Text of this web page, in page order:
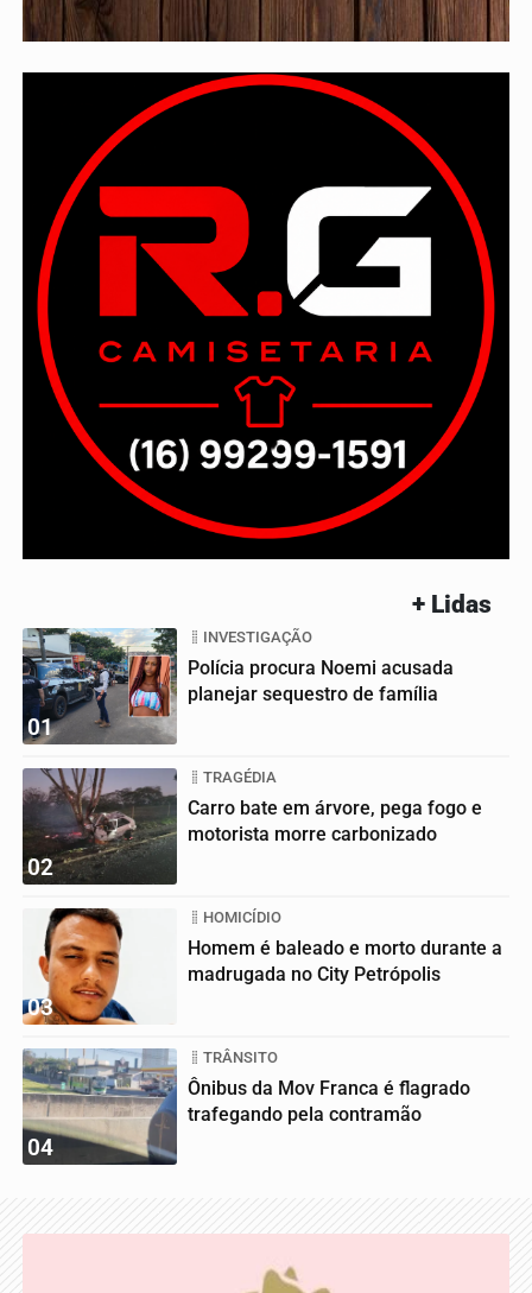
+ Lidas
01
INVESTIGAÇÃO
Polícia procura Noemi acusada
planejar sequestro de família
02
TRAGÉDIA
Carro bate em árvore, pega fogo e
motorista morre carbonizado
03
HOMICÍDIO
Homem é baleado e morto durante a
madrugada no City Petrópolis
04
TRÂNSITO
Ônibus da Mov Franca é flagrado
trafegando pela contramão